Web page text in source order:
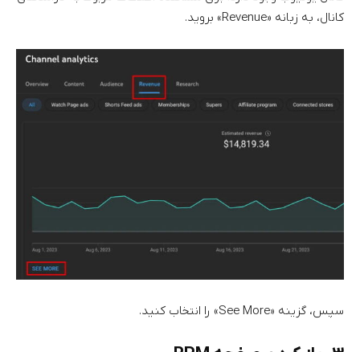
کانال، به زبانه «Revenue» بروید.
سپس، گزینه «See More» را انتخاب کنید.